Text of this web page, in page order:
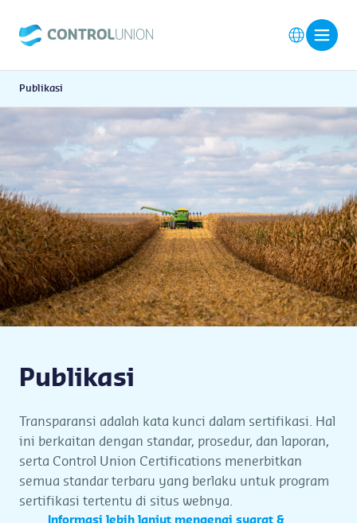
Publikasi
Transparansi adalah kata kunci dalam sertifikasi. Hal
ini berkaitan dengan standar, prosedur, dan laporan,
serta Control Union Certifications menerbitkan
semua standar terbaru yang berlaku untuk program
sertifikasi tertentu di situs webnya.
Informasi lebih lanjut mengenai syarat &
Publikasi